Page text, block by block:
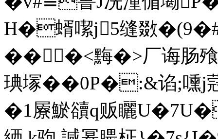
H�蝑噄j5缝敪�(
�� �<黣�>厂诲肠
琠塜��0P�:&谄;嚑j
�1屪鯲豄q贩矖